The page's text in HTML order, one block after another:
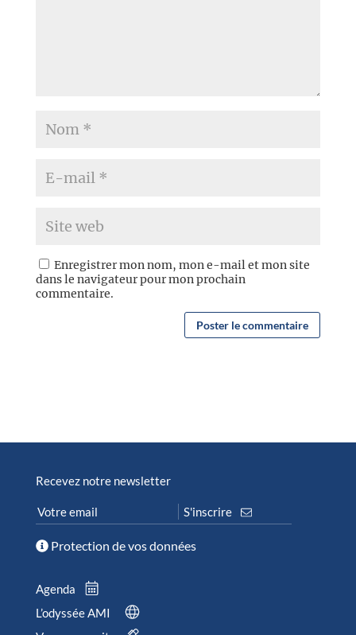
Enregistrer mon nom, mon e-mail et mon site
dans le navigateur pour mon prochain
commentaire.
Recevez notre newsletter
Protection de vos données
Agenda
L’odyssée AMI